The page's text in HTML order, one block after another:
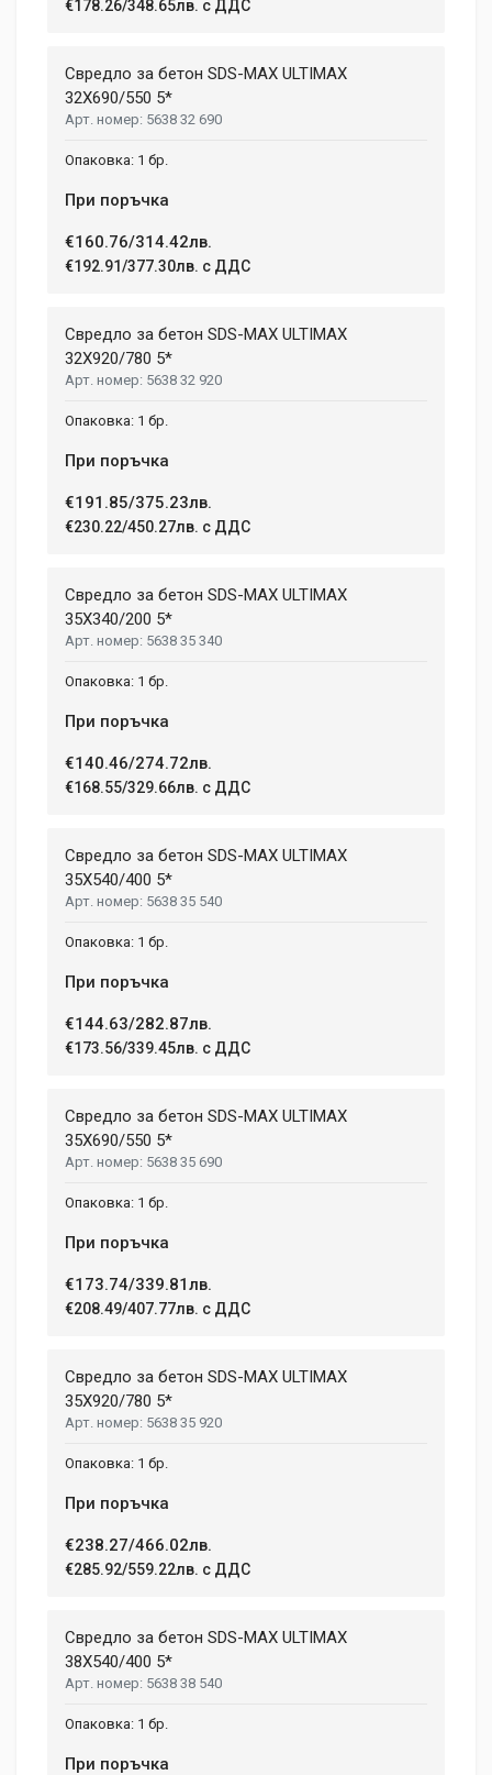
€178.26/348.65лв. с ДДС
Свредло за бетон SDS-MAX ULTIMAX
32X690/550 5*
5638 32 690
1 бр.
При поръчка
€160.76/314.42лв.
€192.91/377.30лв. с ДДС
Свредло за бетон SDS-MAX ULTIMAX
32X920/780 5*
5638 32 920
1 бр.
При поръчка
€191.85/375.23лв.
€230.22/450.27лв. с ДДС
Свредло за бетон SDS-MAX ULTIMAX
35X340/200 5*
5638 35 340
1 бр.
При поръчка
€140.46/274.72лв.
€168.55/329.66лв. с ДДС
Свредло за бетон SDS-MAX ULTIMAX
35X540/400 5*
5638 35 540
1 бр.
При поръчка
€144.63/282.87лв.
€173.56/339.45лв. с ДДС
Свредло за бетон SDS-MAX ULTIMAX
35X690/550 5*
5638 35 690
1 бр.
При поръчка
€173.74/339.81лв.
€208.49/407.77лв. с ДДС
Свредло за бетон SDS-MAX ULTIMAX
35X920/780 5*
5638 35 920
1 бр.
При поръчка
€238.27/466.02лв.
€285.92/559.22лв. с ДДС
Свредло за бетон SDS-MAX ULTIMAX
38X540/400 5*
5638 38 540
1 бр.
При поръчка